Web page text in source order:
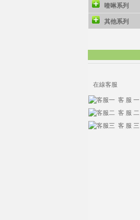
喹啉系列
其他系列
在線客服
客 服 一
客 服 二
客 服 三